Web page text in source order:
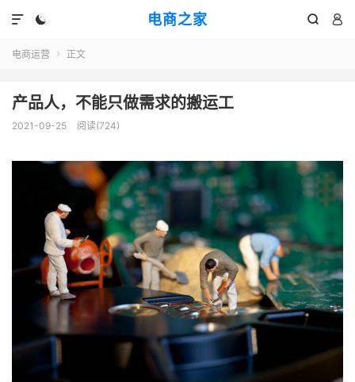
电商之家 
 

电商运营  正文
产品人，不能只做需求的搬运工
2021-09-25 阅读(724)